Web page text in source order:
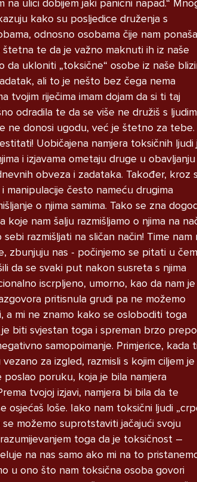
velike probleme i ne
se nosit s time u
moj razred i grupa na
moj razred je pun
koji puse marihuanu i
nesto pitam
skolu zeznu me i
me i vrate nakon nekog
receno crna ovca
zato sto sam drugaciji
drugaciji stil
protiv nasilja sam ne
drogiram se kao oni.
da
UČITAJ VISE
na ulici dobijem jaki panicni napad.“
kako su posljedice druženja s
odnosno osobama čije nam
te da je važno maknuti ih iz naše
da ukloniti „toksične“ osobe iz naše
ali to je nešto bez čega nema
tvojim riječima imam dojam da si ti taj
odradila te da se više ne družiš s
ne donosi ugodu, već je štetno za tebe.
Uobičajena namjera toksičnih ljudi
i izjavama ometaju druge u obavljanju
obveza i zadataka. Također, kroz
manipulacije često nameću drugima
o njima samima. Tako se zna
koje nam šalju razmišljamo o njima na
razmišljati na sličan način! Time nam
zbunjuju nas - počinjemo se pitati u
da se svaki put nakon susreta s njima
iscrpljeno, umorno, kao da nam je
pritisnula grudi pa ne možemo
a mi ne znamo kako se osloboditi toga
je biti svjestan toga i spreman brzo
samopoimanje. Primjerice, kada
za izgled, razmisli s kojim ciljem
poslao poruku, koja je bila namjera
tvojoj izjavi, namjera bi bila da te
osjećaš loše. Iako nam toksični ljudi
se možemo suprotstaviti jačajući svoju
toga da je toksičnost –
na nas samo ako mi na to
u ono što nam toksična osoba govori
(engl. "cookies"). Kolačići su male